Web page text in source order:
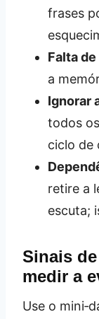
frases
Falta
a
Ignorar
todos
ciclo de
retire a
escuta;
Sinais
medir a
Use o